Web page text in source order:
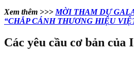
Xem thêm >>>MỜI THAM DỰ
“CHẮP CÁNH THƯƠNG HIỆU
Các yêu cầu cơ bản của